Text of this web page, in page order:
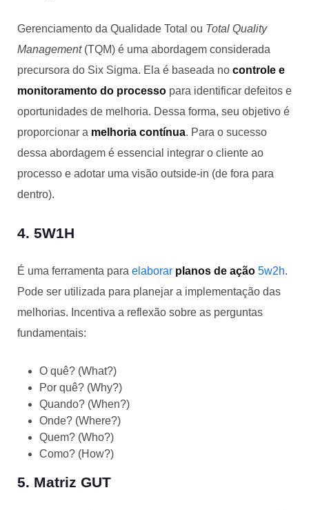
Gerenciamento da Qualidade Total ou Total Quality
Management(TQM) é uma abordagem considerada
precursora do Six Sigma. Ela é baseada no controle e
monitoramento do processo para identificar defeitos e
oportunidades de melhoria. Dessa forma, seu objetivo é
proporcionar a melhoria contínua. Para o sucesso
dessa abordagem é essencial integrar o cliente ao
processo e adotar uma visão outside-in (de fora para
dentro).
4. 5W1H
É uma ferramenta para elaborar planos de ação 5w2h.
Pode ser utilizada para planejar a implementação das
melhorias. Incentiva a reflexão sobre as perguntas
fundamentais:
O quê? (What?)
Por quê? (Why?)
Quando? (When?)
Onde? (Where?)
Quem? (Who?)
Como? (How?)
5. Matriz GUT